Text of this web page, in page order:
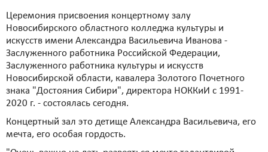
Церемония присвоения концертному залу
Новосибирского областного колледжа культуры и
искусств имени Александра Васильевича Иванова -
Заслуженного работника Российской Федерации,
Заслуженного работника культуры и искусств
Новосибирской области, кавалера Золотого Почетного
знака "Достояния Сибири", директора НОККиИ с 1991-
2020 г. - состоялась сегодня.
Концертный зал это детище Александра Васильевича, его
мечта, его особая гордость.